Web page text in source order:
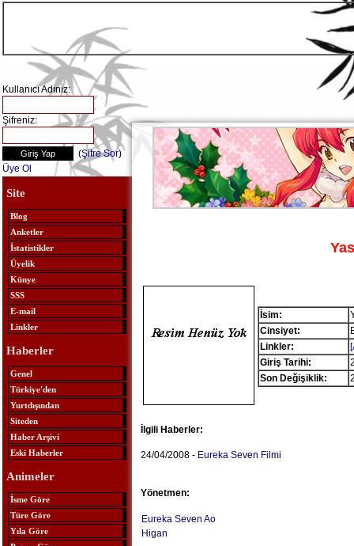
Kullanıcı Adınız:
Şifreniz:
(Şifre Sor)
Üye Ol
Site
Blog
Anketler
İstatistikler
Üyelik
Künye
SSS
E-mail
Linkler
Haberler
Genel
Türkiye'den
Yurtdışından
Siteden
Haber Arşivi
Eski Haberler
Animeler
İsme Göre
Türe Göre
Yıla Göre
İsim:
Cinsiyet:
Linkler:
Giriş Tarihi:
Son Değişiklik:
İlgili Haberler:
24/04/2008 - Eureka Seven Filmi
Yönetmen:
Eureka Seven Ao
Higan